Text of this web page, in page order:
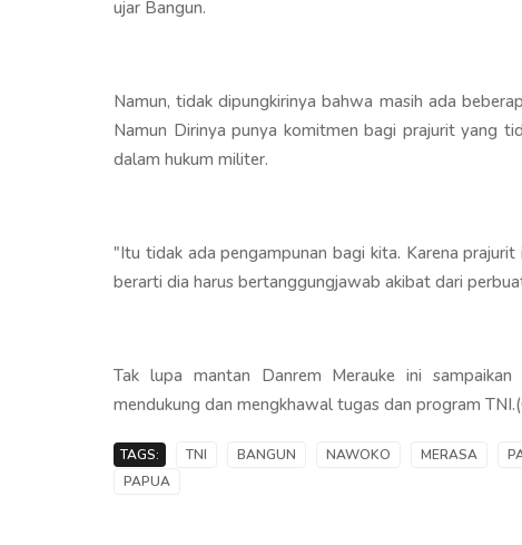
ujar Bangun.
Namun, tidak dipungkirinya bahwa masih ada
Namun Dirinya punya komitmen bagi prajurit yang
dalam hukum militer.
"Itu tidak ada pengampunan bagi kita. Karena
berarti dia harus bertanggungjawab akibat dari
Tak lupa mantan Danrem Merauke ini
mendukung dan mengkhawal tugas dan program
TAGS: TNI BANGUN NAWOKO MERASA
PAPUA